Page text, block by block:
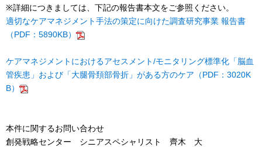
※詳細につきましては、下記の報告書本文をご参照ください。
適切なケアマネジメント手法の策定に向けた調査研究事業 報告書
（PDF：5890KB）
ケアマネジメントにおけるアセスメント/モニタリング標準化「脳血
管疾患」および「大腿骨頚部骨折」がある方のケア（PDF：3020K
B）
本件に関するお問い合わせ
創発戦略センター シニアスペシャリスト 齊木 大